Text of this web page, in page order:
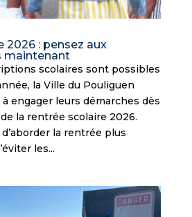
2026 : pensez aux
maintenant
scolaires sont possibles
la Ville du Pouliguen
engager leurs démarches dès
la rentrée scolaire 2026.
la rentrée plus
les...